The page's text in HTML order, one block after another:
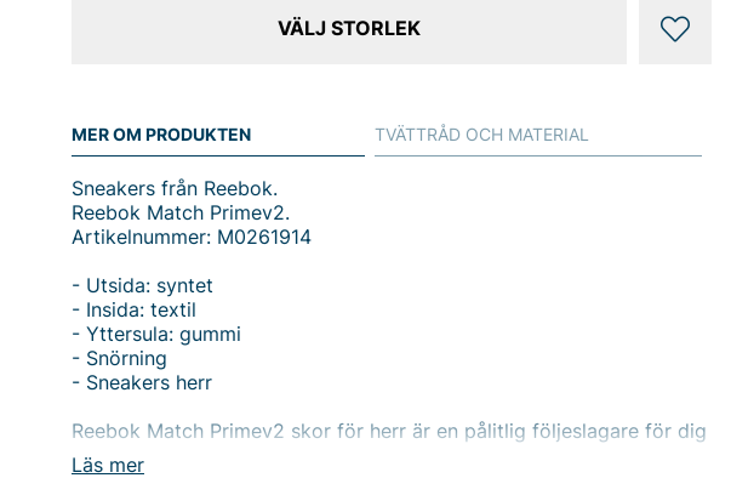
VÄLJ STORLEK
MER OM PRODUKTEN
Läs mer
Sneakers från Reebok.
Reebok Match Primev2.
Artikelnummer: M0261914
- Utsida: syntet
- Insida: textil
- Yttersula: gummi
- Snörning
- Sneakers herr
Reebok Match Primev2 skor för herr är en pålitlig följeslagare för dig
som vill kombinera komfort, hållbarhet och stil i vardagen. Utsidan i
syntet ger slitstyrka och enkel skötsel, medan insidan i textil skapar
TVÄTTRÅD OCH MATERIAL